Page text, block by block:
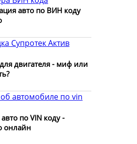
авто по ВИН коду
двигателя - миф или
по VIN коду -
онлайн